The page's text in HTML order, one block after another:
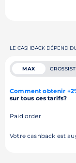
LE CASHBACK DÉPEND
MAX
Comment obtenir
sur tous ces tarifs?
Paid order
Votre cashback est